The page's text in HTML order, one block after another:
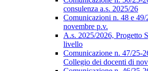
consulenza a.s. 2025/26
Comunicazioni n. 48 e
novembre p.v.
A.s. 2025/2026, Progetto
livello
Comunicazione n. 47/25-
Collegio dei docenti di